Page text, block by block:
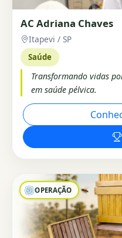
AC Adriana Chaves
Itapevi / SP
Saúde
Transformando vidas
em saúde pélvica.
OPERAÇÃO